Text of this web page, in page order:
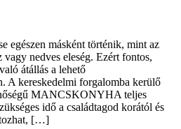
egészen másként történik, mint az
nedves eleség. Ezért fontos,
átállás a lehető
A kereskedelmi forgalomba kerülő
MANCSKONYHA teljes
idő a családtagod korától és
[…]